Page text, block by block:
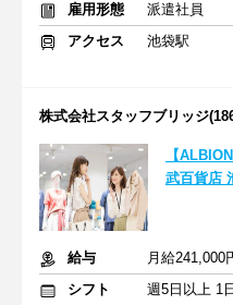
雇用形態
派遣社員
アクセス
池袋駅
株式会社スタッフブリッジ
【
武百貨店
給与
月給241,000
シフト
週5日以上 1